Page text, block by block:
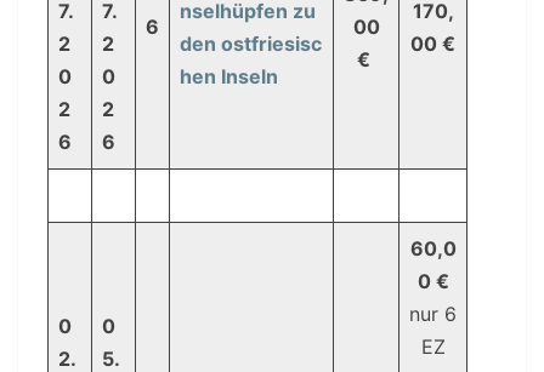
7.
2
0
2
6
7.
2
0
2
6
6
nselhüpfen zu
den ostfriesisc
hen Inseln
00
€
170,
00 €
0
2.
0
5.
60,0
0 €
nur 6
EZ